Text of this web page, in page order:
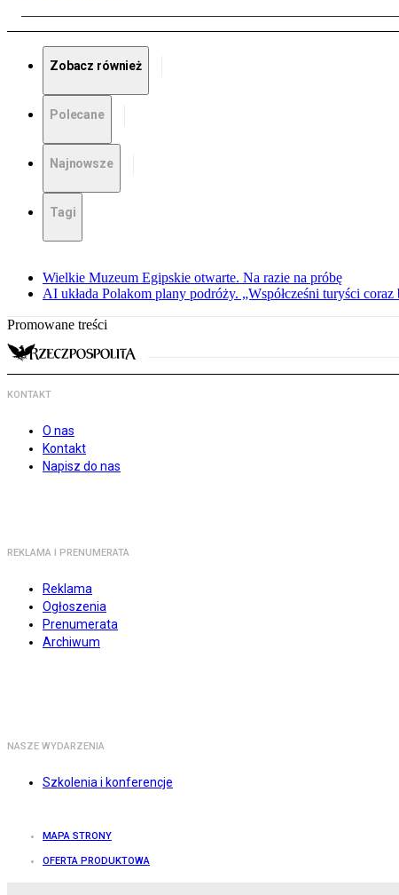
Zobacz również
Polecane
Najnowsze
Tagi
Wielkie Muzeum Egipskie otwarte. Na razie na próbę
AI układa Polakom plany podróży. „Współcześni turyści
Promowane treści
KONTAKT
O nas
Kontakt
Napisz do nas
REKLAMA I PRENUMERATA
Reklama
Ogłoszenia
Prenumerata
Archiwum
NASZE WYDARZENIA
Szkolenia i konferencje
MAPA STRONY
OFERTA PRODUKTOWA